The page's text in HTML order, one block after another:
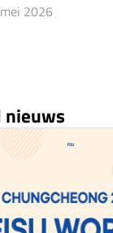
2026
nieuws